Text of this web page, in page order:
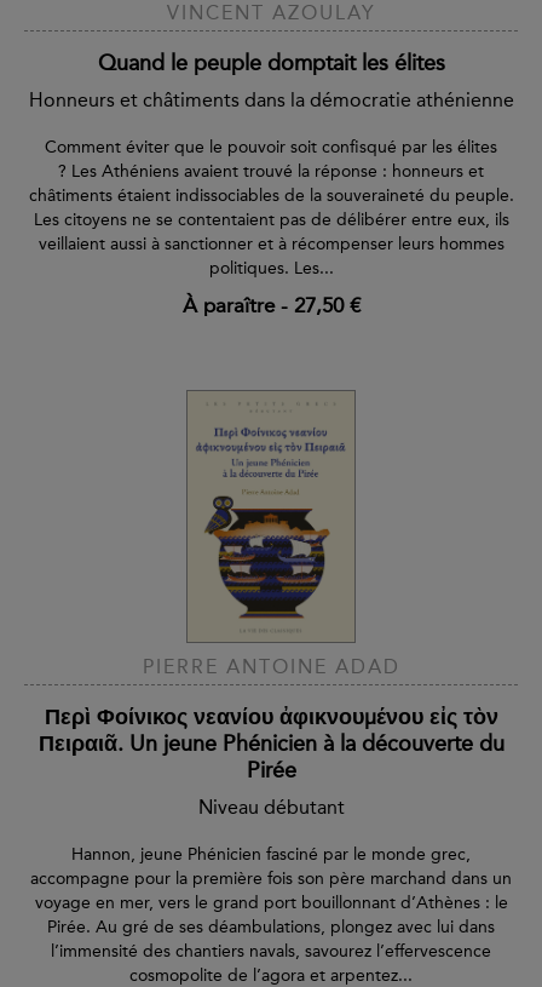
VINCENT AZOULAY
Quand le peuple domptait les élites
Honneurs et châtiments dans la démocratie athénienne
Comment éviter que le pouvoir soit confisqué par les élites
? Les Athéniens avaient trouvé la réponse : honneurs et
châtiments étaient indissociables de la souveraineté du peuple.
Les citoyens ne se contentaient pas de délibérer entre eux, ils
veillaient aussi à sanctionner et à récompenser leurs hommes
politiques. Les...
À paraître- 27,50 €
PIERRE ANTOINE ADAD
Περὶ Φοίνικος νεανίου ἀφικνουμένου εἰς τὸν
Πειραιᾶ. Un jeune Phénicien à la découverte du
Pirée
Niveau débutant
Hannon, jeune Phénicien fasciné par le monde grec,
accompagne pour la première fois son père marchand dans un
voyage en mer, vers le grand port bouillonnant d’Athènes : le
Pirée. Au gré de ses déambulations, plongez avec lui dans
l’immensité des chantiers navals, savourez l’effervescence
cosmopolite de l’agora et arpentez...